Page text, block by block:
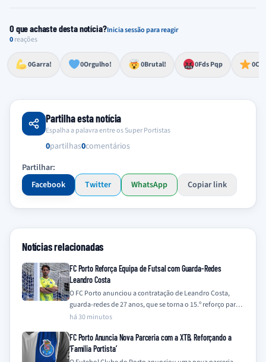
O que achaste desta notícia?Inicia sessão para reagir
0reações
0Garra!
Esforço, determinação, aprovação forte
0Orgulho!
Lealdade, amor clubístico, sentimento profundo
0Brutal!
Impressionante, chocante, de grande impacto 0Fds Pqp
Reação de desespero, raiva, frustração ou espanto extremo 0
Excelência, destaque, o melhor
Partilha esta notícia
Espalha a palavra entre os Super Portistas
0partilhas0comentários
Partilhar:
Facebook
Twitter WhatsApp Copiar link
Notícias relacionadas
FC Porto Reforça Equipa de Futsal com Guarda-Redes
Leandro Costa
O FC Porto anunciou a contratação de Leandro Costa,
guarda-redes de 27 anos, que se torna o 15.º reforço para a
equipa…
há 30 minutos
FC Porto Anuncia Nova Parceria com a XTB, Reforçando a
‘Família Portista’